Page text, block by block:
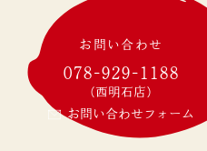
お問い合わせ
078-929-1188
(西明石店)
お問い合わせフォーム